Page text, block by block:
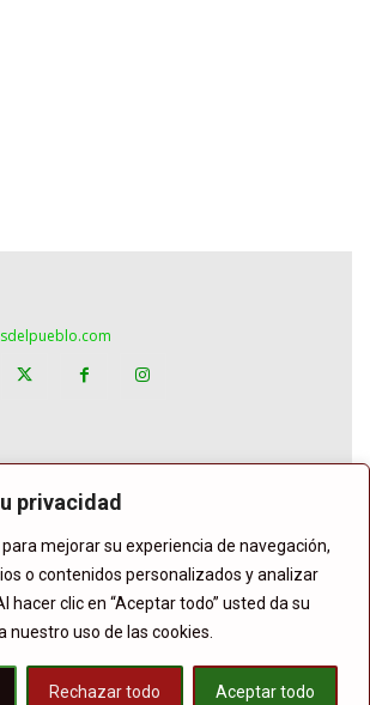
privacidad
mejorar su experiencia de navegación,
o contenidos personalizados y analizar
hacer clic en “Aceptar todo” usted da su
nuestro uso de las cookies.
Rechazar todo Aceptar todo
ESPAÑA GENTE
INTERNACIONAL